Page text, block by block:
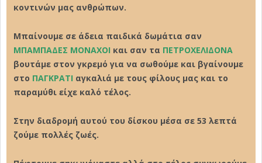
κοντινών μας ανθρώπων.
Μπαίνουμε σε άδεια παιδικά δωμάτια σαν
ΜΠΑΜΠΑΔΕΣ ΜΟΝΑΧΟΙ και σαν τα ΠΕΤΡΟΧΕΛΙΔΟΝΑ
βουτάμε στον γκρεμό για να σωθούμε και βγαίνουμε
στο ΠΑΓΚΡΑΤΙ αγκαλιά με τους φίλους μας και το
παραμύθι είχε καλό τέλος.
Στην διαδρομή αυτού του δίσκου μέσα σε 53 λεπτά
ζούμε πολλές ζωές.